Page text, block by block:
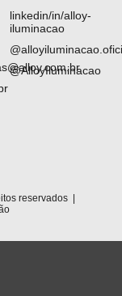
linkedin/in/alloy-
iluminacao
@AlloyIluminacao
reservados |